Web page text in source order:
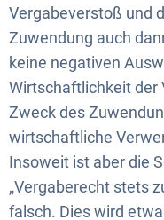
Vergabeverstoß und
Zuwendung auch
keine negativen
Wirtschaftlichkeit der
Zweck des
wirtschaftliche
Insoweit ist aber die
„Vergaberecht stets
falsch. Dies wird